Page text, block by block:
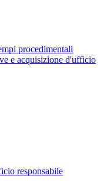
procedimentali
e acquisizione d'ufficio
responsabile